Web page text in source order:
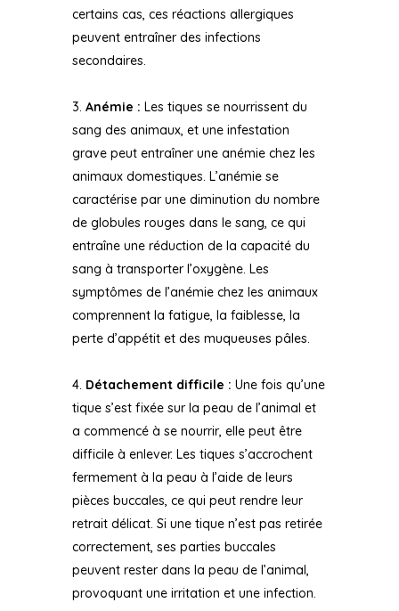
certains cas, ces réactions allergiques
peuvent entraîner des infections
secondaires.
Anémie : Les tiques se nourrissent du
sang des animaux, et une infestation
grave peut entraîner une anémie chez les
animaux domestiques. L’anémie se
caractérise par une diminution du nombre
de globules rouges dans le sang, ce qui
entraîne une réduction de la capacité du
sang à transporter l’oxygène. Les
symptômes de l’anémie chez les animaux
comprennent la fatigue, la faiblesse, la
perte d’appétit et des muqueuses pâles.
Détachement difficile : Une fois qu’une
tique s’est fixée sur la peau de l’animal et
a commencé à se nourrir, elle peut être
difficile à enlever. Les tiques s’accrochent
fermement à la peau à l’aide de leurs
pièces buccales, ce qui peut rendre leur
retrait délicat. Si une tique n’est pas retirée
correctement, ses parties buccales
peuvent rester dans la peau de l’animal,
provoquant une irritation et une infection.